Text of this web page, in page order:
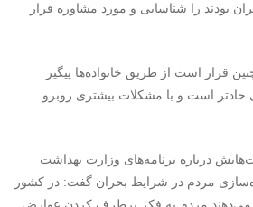
بودند را شناسایی و مورد مشاوره قرار
قرار است از طریق خانواده‌ها پیگیر
است و با مشکلات بیشتری روبرو
درباره برنامه‌های وزارت بهداشت
مردم در شرایط بحران گفت: در کشور